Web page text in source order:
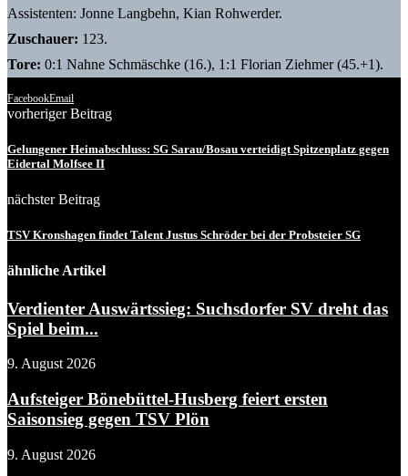
Assistenten: Jonne Langbehn, Kian Rohwerder.
Zuschauer: 123.
Tore: 0:1 Nahne Schmäschke (16.), 1:1 Florian Ziehmer (45.+1).
FacebookEmail
vorheriger Beitrag
Gelungener Heimabschluss: SG Sarau/Bosau verteidigt Spitzenplatz gegen
Eidertal Molfsee II
nächster Beitrag
TSV Kronshagen findet Talent Justus Schröder bei der Probsteier SG
ähnliche Artikel
Verdienter Auswärtssieg: Suchsdorfer SV dreht das
Spiel beim...
9. August 2026
Aufsteiger Bönebüttel-Husberg feiert ersten
Saisonsieg gegen TSV Plön
9. August 2026